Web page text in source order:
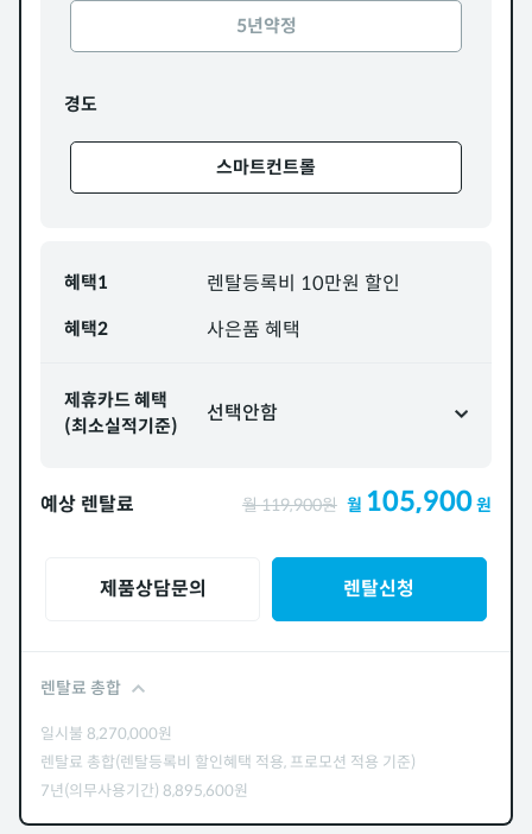
5년약정
경도
스마트컨트롤
혜택1 렌탈등록비 10만원 할인
혜택2 사은품 혜택
제휴카드 혜택
(최소실적기준)
선택안함
예상 렌탈료 월119,900원 월 105,900원
제품상담문의 렌탈신청
렌탈료 총합
일시불8,270,000원
렌탈료 총합(렌탈등록비 할인혜택 적용, 프로모션 적용 기준)
7년(의무사용기간) 8,895,600원